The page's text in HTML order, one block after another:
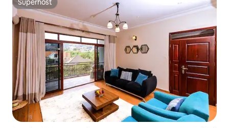
Superhost
Superhost